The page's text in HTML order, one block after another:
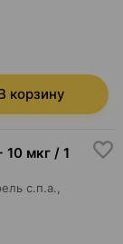
корзину
10 мкг / 1
с.п.а.